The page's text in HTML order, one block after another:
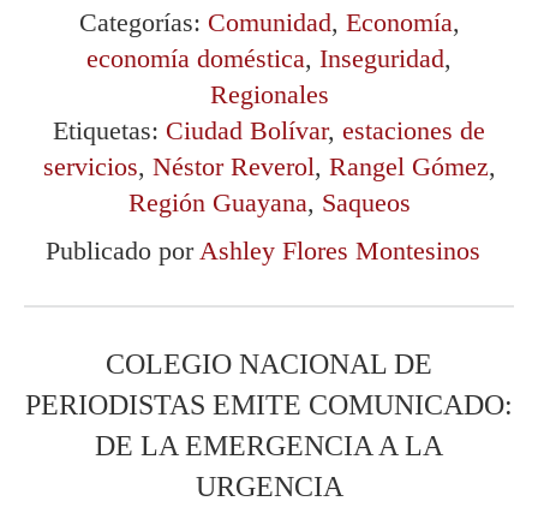
Categorías: Comunidad, Economía,
economía doméstica, Inseguridad,
Regionales
Etiquetas: Ciudad Bolívar, estaciones de
servicios, Néstor Reverol, Rangel Gómez,
Región Guayana, Saqueos
Publicado porAshley Flores Montesinos
COLEGIO NACIONAL DE
PERIODISTAS EMITE COMUNICADO:
DE LA EMERGENCIA A LA
URGENCIA